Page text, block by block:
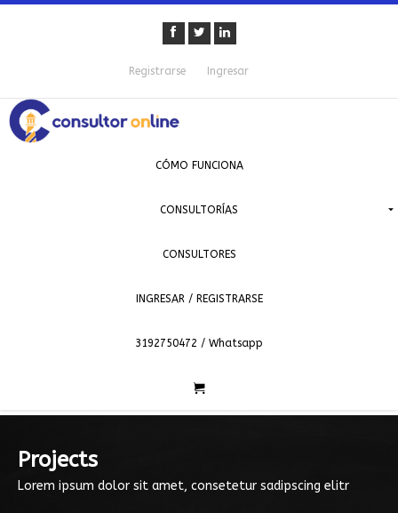
Registrarse Ingresar
CÓMO FUNCIONA
CONSULTORÍAS
CONSULTORES
INGRESAR / REGISTRARSE
3192750472 / Whatsapp
Projects
Lorem ipsum dolor sit amet, consetetur sadipscing elitr